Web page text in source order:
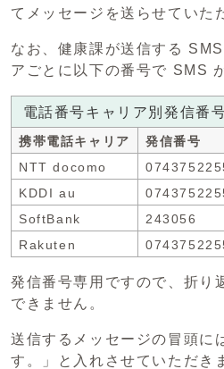
てメッセージを送らせていた
なお、健康課が送信する
アごとに以下の番号で SMS
電話番号キャリア別発信番
携帯電話キャリア
発信番号
NTT docomo
KDDI au
SoftBank
243056
Rakuten
発信番号専用ですので、折り
できません。
送信するメッセージの冒頭に
す。」と入れさせていただき